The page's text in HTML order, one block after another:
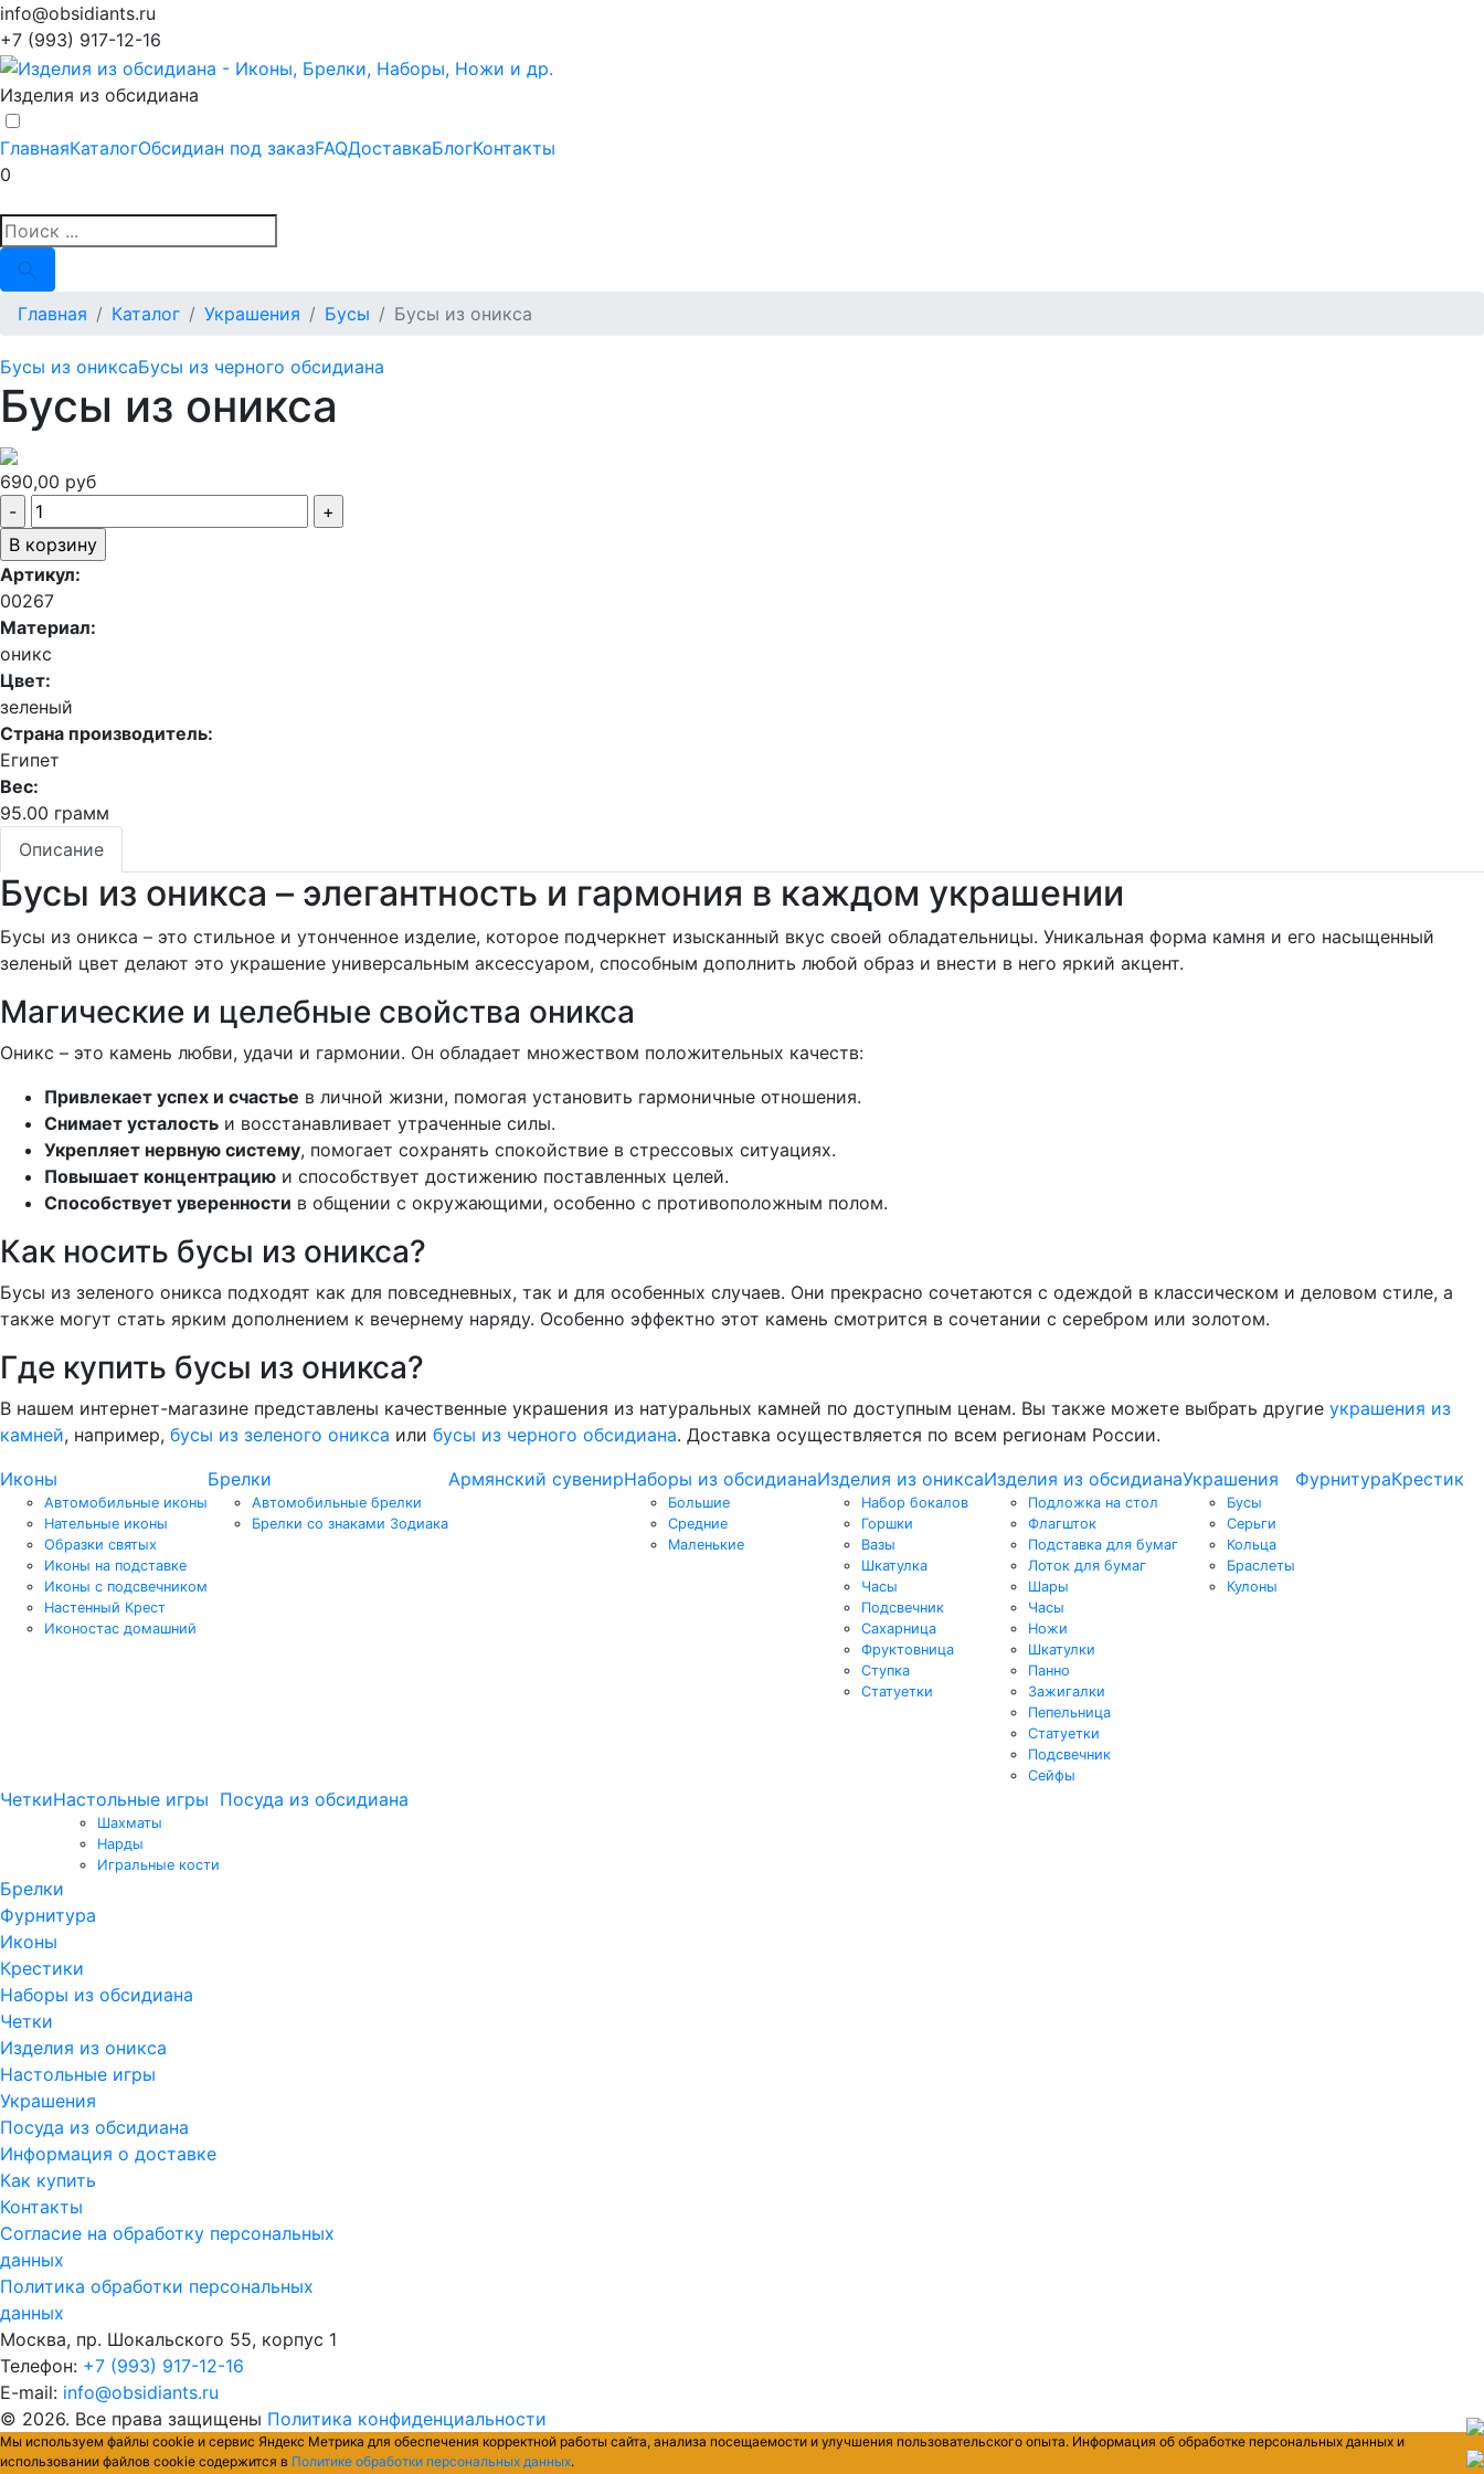
info@obsidiants.ru
+7 (993) 917-12-16
Изделия из обсидиана
ГлавнаяКаталогОбсидиан под заказFAQДоставкаБлогКонтакты
0
Главная Каталог Украшения Бусы Бусы из оникса
Бусы из ониксаБусы из черного обсидиана
Бусы из оникса
690,00 руб
Артикул:
00267
Материал:
оникс
Цвет:
зеленый
Страна производитель:
Египет
Вес:
95.00 грамм
Описание
Бусы из оникса – элегантность и гармония в каждом украшении
Бусы из оникса – это стильное и утонченное изделие, которое подчеркнет изысканный вкус своей обладательницы. Уникальная форма камня и его насыщенный
зеленый цвет делают это украшение универсальным аксессуаром, способным дополнить любой образ и внести в него яркий акцент.
Магические и целебные свойства оникса
Оникс – это камень любви, удачи и гармонии. Он обладает множеством положительных качеств:
Привлекает успех и счастье в личной жизни, помогая установить гармоничные отношения.
Снимает усталость и восстанавливает утраченные силы.
Укрепляет нервную систему, помогает сохранять спокойствие в стрессовых ситуациях.
Повышает концентрацию и способствует достижению поставленных целей.
Способствует уверенности в общении с окружающими, особенно с противоположным полом.
Как носить бусы из оникса?
Бусы из зеленого оникса подходят как для повседневных, так и для особенных случаев. Они прекрасно сочетаются с одеждой в классическом и деловом стиле, а
также могут стать ярким дополнением к вечернему наряду. Особенно эффектно этот камень смотрится в сочетании с серебром или золотом.
Где купить бусы из оникса?
В нашем интернет-магазине представлены качественные украшения из натуральных камней по доступным ценам. Вы также можете выбрать другие украшения из
камней, например, бусы из зеленого оникса или бусы из черного обсидиана. Доставка осуществляется по всем регионам России.
Иконы
Автомобильные иконы
Нательные иконы
Образки святых
Иконы на подставке
Иконы с подсвечником
Настенный Крест
Иконостас домашний
Брелки
Автомобильные брелки
Брелки со знаками Зодиака
Армянский сувенирНаборы из обсидиана
Большие
Средние
Маленькие
Изделия из оникса
Набор бокалов
Горшки
Вазы
Шкатулка
Часы
Подсвечник
Сахарница
Фруктовница
Ступка
Статуетки
Изделия из обсидиана
Подложка на стол
Флагшток
Подставка для бумаг
Лоток для бумаг
Шары
Часы
Ножи
Шкатулки
Панно
Зажигалки
Пепельница
Статуетки
Подсвечник
Сейфы
Украшения
Бусы
Серьги
Кольца
Браслеты
Кулоны
ФурнитураКрестик
ЧеткиНастольные игры
Шахматы
Нарды
Игральные кости
Посуда из обсидиана
Брелки
Фурнитура
Иконы
Крестики
Наборы из обсидиана
Четки
Изделия из оникса
Настольные игры
Украшения
Посуда из обсидиана
Информация о доставке
Как купить
Контакты
Согласие на обработку персональных
данных
Политика обработки персональных
данных
Москва, пр. Шокальского 55, корпус 1
Телефон: +7 (993) 917-12-16
E-mail: info@obsidiants.ru
© 2026. Все права защищены Политика конфиденциальности
Мы используем файлы cookie и сервис Яндекс Метрика для обеспечения корректной работы сайта, анализа посещаемости и улучшения пользовательского опыта. Информация об обработке персональных данных и
использовании файлов cookie содержится в Политике обработки персональных данных.